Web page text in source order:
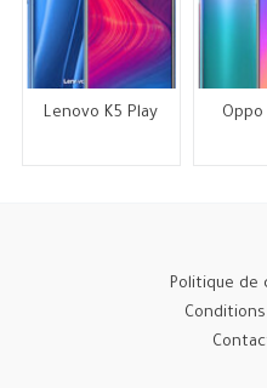
Lenovo K5 Play Oppo
Politique de